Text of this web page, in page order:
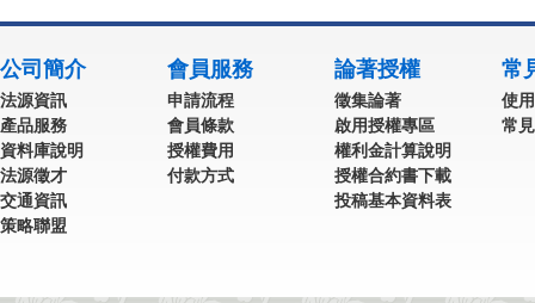
公司簡介
法源資訊
產品服務
資料庫說明
法源徵才
交通資訊
策略聯盟
會員服務
申請流程
會員條款
授權費用
付款方式
論著授權
徵集論著
啟用授權專區
權利金計算說明
授權合約書下載
投稿基本資料表
常
使
常